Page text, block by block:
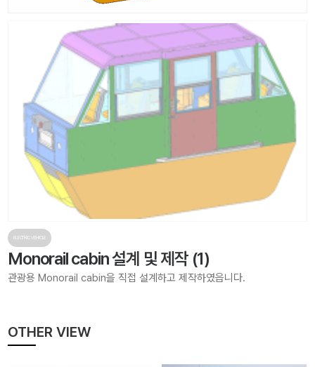
ELECTRIC VEHICLE
Monorail cabin 설계 및 제작 (1)
관광용 Monorail cabin을 직접 설계하고 제작하였읍니다.
OTHER VIEW